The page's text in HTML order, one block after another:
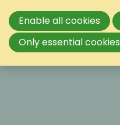
Enable all cookies
Only essential cookies